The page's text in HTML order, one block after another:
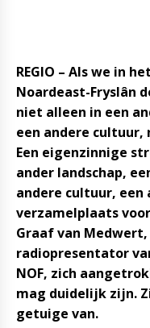
REGIO – Als we in
Noardeast-Fryslân
niet alleen in een
een andere
Een eigenzinnige
ander landschap,
andere cultuur, een
verzamelplaats
Graaf van
radiopresentator
NOF, zich
mag duidelijk zijn.
getuige van.